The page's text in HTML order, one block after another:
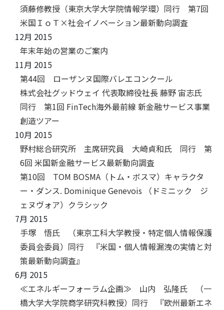
須藤修教授（東京大学大学院情報学環）同行 第7回
米国ＩｏＴ×社会イノベーション最新動向調査
12月 2015
年末年始の営業のご案内
11月 2015
第44回 ローザンヌ国際バレエコンクール
株式会社グッドウェイ 代表取締役社長 藤野 宙志氏
同行 第1回 FinTech海外最前線 新金融サービス事業
創造ツアー
10月 2015
野村総合研究所 主席研究員 大崎貞和氏 同行 第
6回 米国新金融サービス最新動向調査
第10回 TOM BOSMA（トム・ボスマ）キャラクタ
ー・ダンス. Dominique Genevois （ドミニック ジ
ェヌヴォア）クラシック
7月 2015
手塚 悟氏 （東京工科大学教授・特定個人情報保護
委員会委員）同行 『米国・個人情報漏洩の実情と対
策最新動向調査』
6月 2015
≪エネルギーフォーラム企画≫ 山内 弘隆氏 （一
橋大学大学院商学研究科教授）同行 『欧州最新エネ